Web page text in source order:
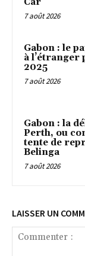
7 août 2026
Gabon : le
à l’étranger
2025
7 août 2026
Gabon : la
Perth, ou
tente de
Belinga
7 août 2026
LAISSER UN